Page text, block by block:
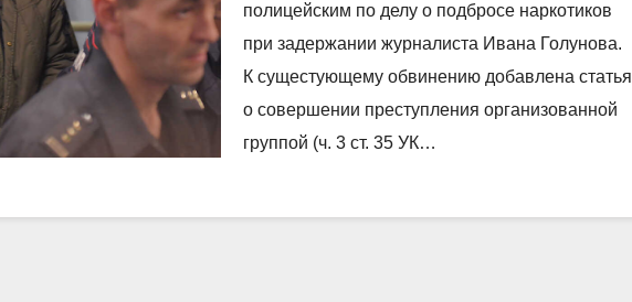
полицейским по делу о подбросе наркотиков
при задержании журналиста Ивана Голунова.
К сущестующему обвинению добавлена статья
о совершении преступления организованной
группой (ч. 3 ст. 35 УК…